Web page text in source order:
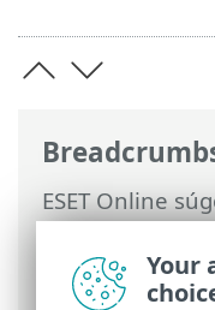
ESET Online
Ultimate>
Védelmek >
kizárt
Your